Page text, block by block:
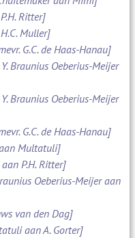
Ritter]
Muller]
G.C. de Haas-Hanau]
Braunius Oeberius-Meijer
Braunius Oeberius-Meijer
G.C. de Haas-Hanau]
Multatuli]
P.H. Ritter]
Oeberius-Meijer aan
van den Dag]
aan A. Gorter]